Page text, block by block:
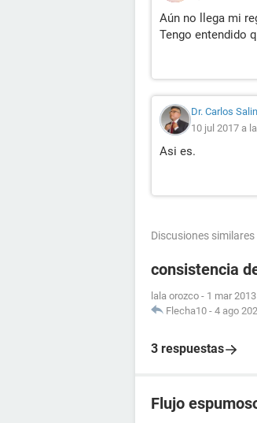
Aún no llega mi
Tengo entendido
Dr. Carlos
10 jul 2017 a
Asi es.
Discusiones similares
consistencia
lala orozco - 1 mar
Flecha10 - 4 ago
3 respuestas
Flujo